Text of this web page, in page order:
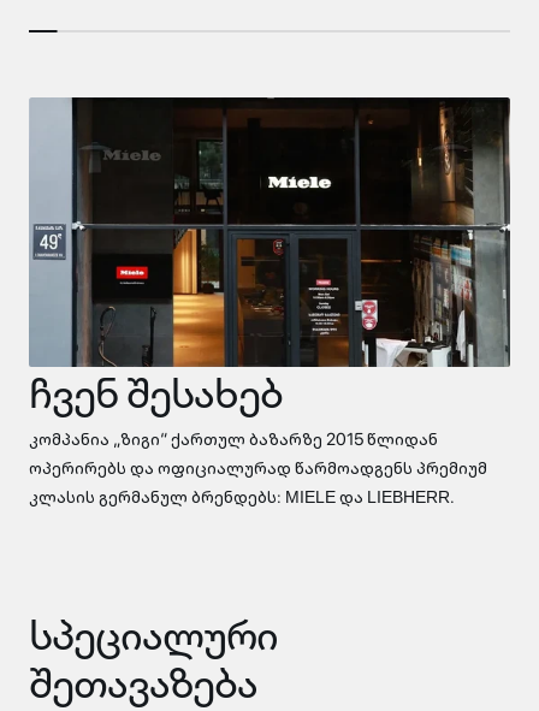
ჩვენ შესახებ
კომპანია „ზიგი“ ქართულ ბაზარზე 2015 წლიდან
ოპერირებს და ოფიციალურად წარმოადგენს პრემიუმ
კლასის გერმანულ ბრენდებს: MIELE და LIEBHERR.
სპეციალური
შეთავაზება